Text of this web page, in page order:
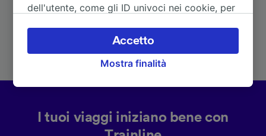
A Liège-Guillemins 1h 50m
I tuoi viaggi iniziano bene con
dell'utente, come gli ID univoci nei cookie, per
accettare o gestire le proprie scelte facendo
clic di seguito, tra cui il proprio diritto di
opporsi sulla base di un interesse legittimo o
influenzeranno i dati sulla navigazione. I tuoi
Mostra finalità
Accetto